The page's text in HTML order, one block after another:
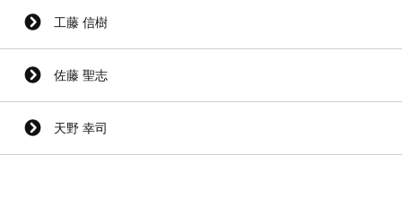
工藤 信樹
佐藤 聖志
天野 幸司